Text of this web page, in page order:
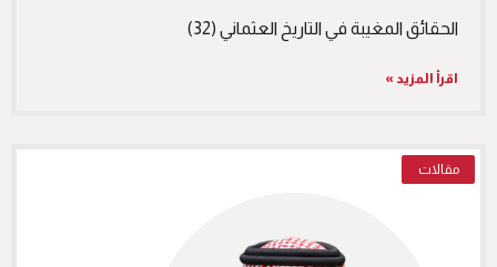
الحقائق المغيبة في التاريخ العثماني (32)
اقرأ المزيد »
مقالات